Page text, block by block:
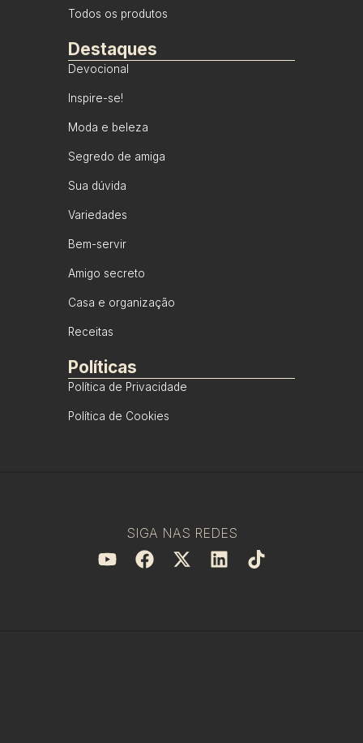
Todos os produtos
Destaques
Devocional
Inspire-se!
Moda e beleza
Segredo de amiga
Sua dúvida
Variedades
Bem-servir
Amigo secreto
Casa e organização
Receitas
Políticas
Política de Privacidade
Política de Cookies
SIGA NAS REDES